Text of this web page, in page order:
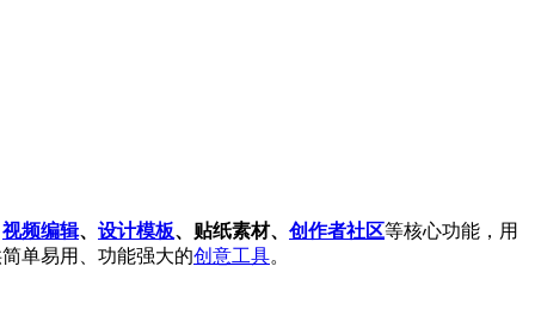
视频编辑、 设计模板、贴纸素材、 创作者社区等核心功能，用
单易用、功能强大的创意工具。